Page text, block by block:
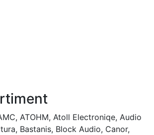
, ATOHM, Atoll Electroniqe, Audio
, Bastanis, Block Audio, Canor,